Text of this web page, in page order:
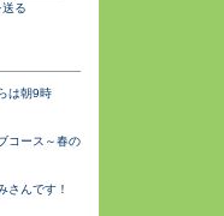
る
は朝9時
コース～春の
さんです！